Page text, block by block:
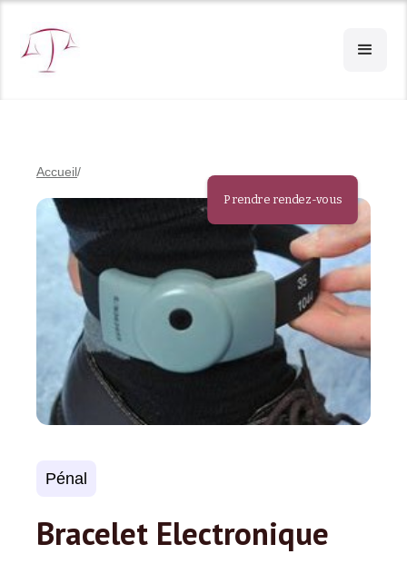
Prendre rendez-vous
Accueil
Pénal
Bracelet Electronique